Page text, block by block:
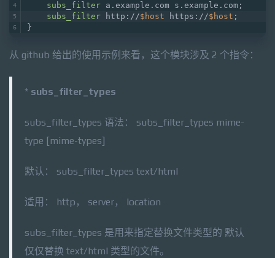
subs_filter a.example.com s.example.com;
subs_filter http://$host https://$host ;
}
从 github 给出的使用示例来看，这个模块涉及 2 个指令：
* subs_filter_types
subs_filter_types 语法： subs_filter_types mime-
type [mime-types]
默认： subs_filter_types text/html
适用： http， server， location
subs_filter_types 是用来指定替换文件类型的 默认
仅仅替换 text/html 类型的文件。